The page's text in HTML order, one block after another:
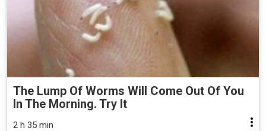
The Lump Of Worms Will Come Out Of You
In The Morning. Try It
2 h 35 min